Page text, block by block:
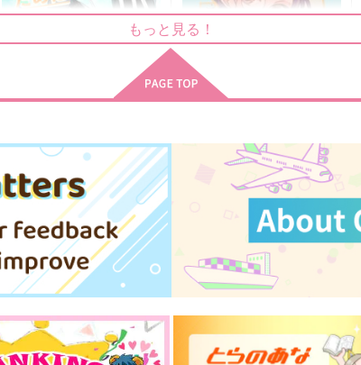
お花見文鳥
作品詳細
於菟通信
550 円
サンプル
デートは恋するゴーストのた
めに
賞味期限1年以内
629円（税込）
ヒプノシスマイク
白膠木簓×躑躅森盧笙
サンプル カート
SASARADIO
（税込）
ヒプノシスマイク
白膠木簓×躑躅森盧笙
サンプル カート
もっと見る！